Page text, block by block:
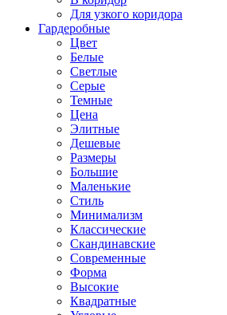
Для узкого коридора
Гардеробные
Цвет
Белые
Светлые
Серые
Темные
Цена
Элитные
Дешевые
Размеры
Большие
Маленькие
Стиль
Минимализм
Классические
Скандинавские
Современные
Форма
Высокие
Квадратные